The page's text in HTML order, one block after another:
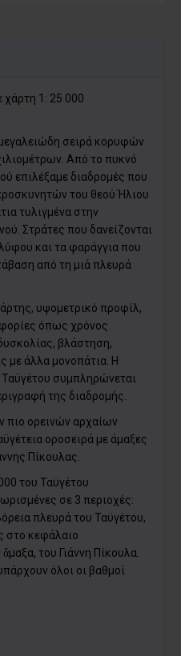
χάρτη 1: 25 000
σειρά κορυφών
Από το πυκνό
επιλέξαμε διαδρομές που
του θεού Ήλιου
τυλιγμένα στην
Στράτες που δανείζονται
και τα φαράγγια που
από τη μιά πλευρά
υψομετρικό προφίλ,
όπως χρόνος
βλάστηση,
με άλλα μονοπάτια. Η
συμπληρώνεται
της διαδρομής.
πιο ορεινών αρχαίων
οροσειρά με άμαξες
Πίκουλας.
του Ταϋγέτου
σε 3 περιοχές:
πλευρά του Ταϋγέτου,
στο κεφάλαιο
του Γιάννη Πίκουλα.
όλοι οι βαθμοί